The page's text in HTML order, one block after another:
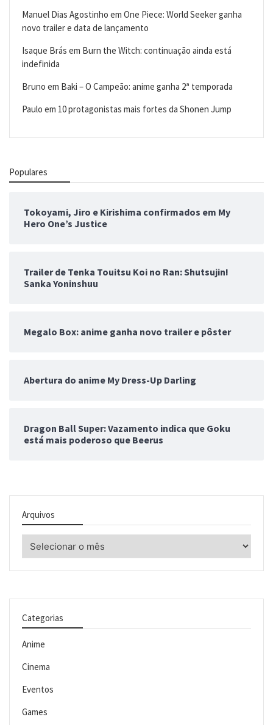
Manuel Dias Agostinho em One Piece: World Seeker ganha
novo trailer e data de lançamento
Isaque Brás em Burn the Witch: continuação ainda está
indefinida
Bruno em Baki – O Campeão: anime ganha 2ª temporada
Paulo em 10 protagonistas mais fortes da Shonen Jump
Populares
Tokoyami, Jiro e Kirishima confirmados em My
Hero One’s Justice
Trailer de Tenka Touitsu Koi no Ran: Shutsujin!
Sanka Yoninshuu
Megalo Box: anime ganha novo trailer e pôster
Abertura do anime My Dress-Up Darling
Dragon Ball Super: Vazamento indica que Goku
está mais poderoso que Beerus
Arquivos
Categorias
Anime
Cinema
Eventos
Games